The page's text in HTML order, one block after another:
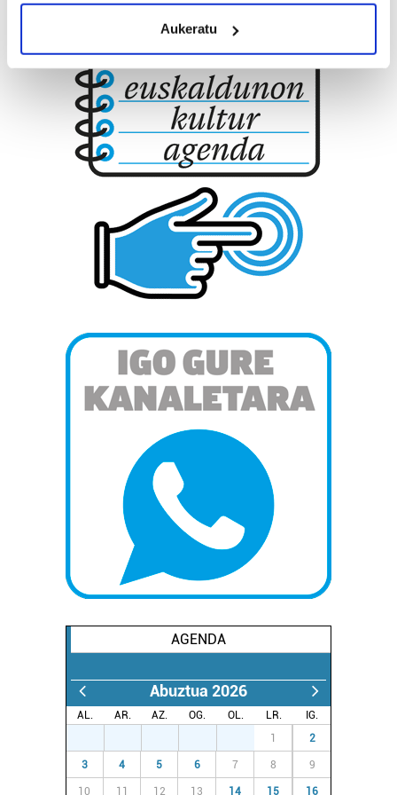
Identify your device by actively scanning it for
specific characteristics (fingerprinting)
Find out more about how your personal data is processed
and set your preferences in thedetails section
Guk eta gure bazkideek zure datu pertsonalak
prozesatzen ditugu, zure IP zenbakia, besteak beste,
teknologia erabiliz, cookieak adibidez, iragarki eta eduki
pertsonalizatuak eskaintzeko, iragarkiak eta edukia
neurtzeko, jendeari buruzko informazioa biltzeko eta
produktuak garatzeko. Zure datuak nork eta zertarako
erabiltzen dituen hauta dezakezu.
interes komertzial legitimoetan babesten dira. Ikusi gure
bazkideen zerrenda, beren ustez zein helburutarako
duten interes legitimoa eta horren aurka nola egin
dezakezun ikusteko.
Lortu zure datu pertsonalak prozesatzeko moduari
buruzko informazio gehiago eta ezarri zure lehentasunak
datuen atalean. Edozein unetan alda edo ken dezakezu
zure baimena Cookieen adierazpenean.
Webgune honek cookie propioak eta hirugarrenen cookie-
fitxategiak erabiltzen ditu. Zure esperientzia eta
zerbitzuak hobetzeko asmoz, cookie teknologiaz
erabiltzeko baimen esplizitua ematen diguzu.Gehiago
Aukeratu
AGENDA
Abuztua 2026
AL. AR. AZ. OG. OL. LR.
IG.
1 2
3 4 5 6 7 8 9
10 11 12 13 14 15 16